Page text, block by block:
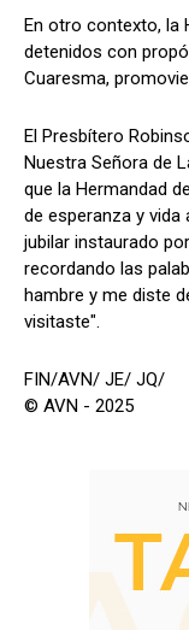
En otro contexto, la
detenidos con
Cuaresma,
El Presbítero
Nuestra Señora de
que la Hermandad
de esperanza y
jubilar instaurado
recordando las
hambre y me diste
visitaste".
FIN/AVN/ JE/ JQ/
© AVN - 2025